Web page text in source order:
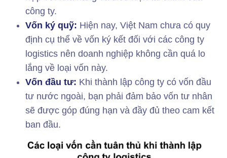
công ty.
Vốn ký quỹ: Hiện nay, Việt Nam chưa có quy
định cụ thể về vốn ký kết đối với các công ty
logistics nên doanh nghiệp không cần quá lo
lắng về loại vốn này.
Vốn đầu tư: Khi thành lập công ty có vốn đầu
tư nước ngoài, bạn phải đảm bảo vốn tư nhân
sẽ được góp đúng hạn và đầy đủ theo cam kết
ban đầu.